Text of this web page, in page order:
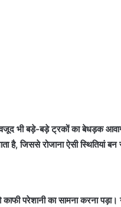
भी बड़े-बड़े ट्रकों का बेधड़क
है, जिससे रोजाना ऐसी स्थितियां बन
परेशानी का सामना करना पड़ा।